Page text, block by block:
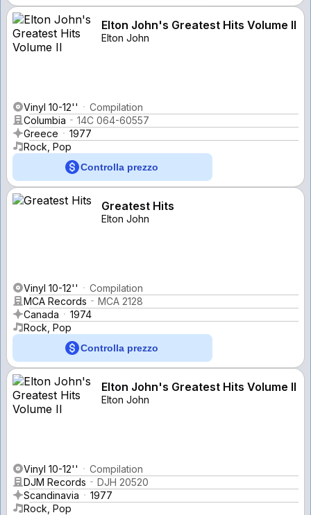
Elton John's Greatest Hits Volume II
Elton John
Vinyl 10-12''
Compilation
Columbia
14C 064-60557
Greece
1977
Rock, Pop
Controlla prezzo
Greatest Hits
Elton John
Vinyl 10-12''
Compilation
MCA Records
MCA 2128
Canada
1974
Rock, Pop
Controlla prezzo
Elton John's Greatest Hits Volume II
Elton John
Vinyl 10-12''
Compilation
DJM Records
DJH 20520
Scandinavia
1977
Rock, Pop